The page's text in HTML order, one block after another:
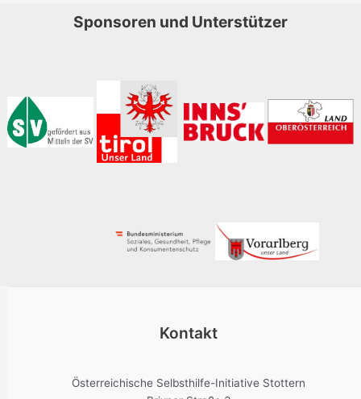
Sponsoren und Unterstützer
Kontakt
Österreichische Selbsthilfe-Initiative Stottern